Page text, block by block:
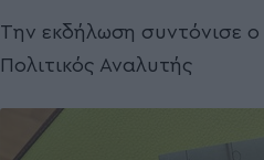
Την εκδήλωση συντόνισε ο
Πολιτικός Αναλυτής